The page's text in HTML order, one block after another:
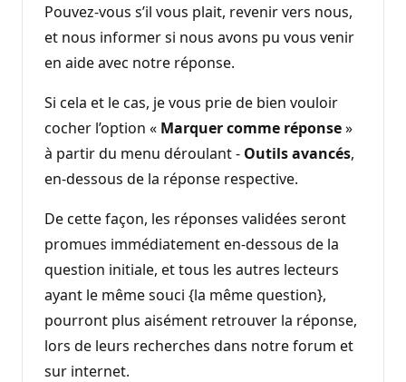
Pouvez-vous s’il vous plait, revenir vers nous,
et nous informer si nous avons pu vous venir
en aide avec notre réponse.
Si cela et le cas, je vous prie de bien vouloir
cocher l’option « Marquer comme réponse»
à partir du menu déroulant - Outils avancés,
en-dessous de la réponse respective.
De cette façon, les réponses validées seront
promues immédiatement en-dessous de la
question initiale, et tous les autres lecteurs
ayant le même souci {la même question},
pourront plus aisément retrouver la réponse,
lors de leurs recherches dans notre forum et
sur internet.